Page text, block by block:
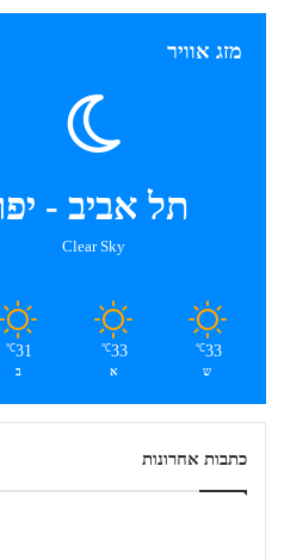
מזג אוויר
תל אביב -
Clear Sky
33
℃
ש
33
℃
א
31
℃
ב
כתבות אחרונות